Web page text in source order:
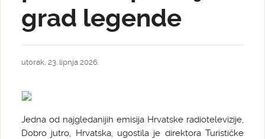
grad legende
utorak, 23. lipnja 2026.
Jedna od najgledanijih emisija Hrvatske radiotelevizije,
Dobro jutro, Hrvatska, ugostila je direktora Turističke